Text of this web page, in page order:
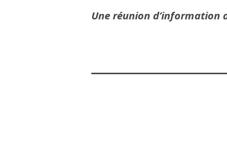
Une réunion d’information